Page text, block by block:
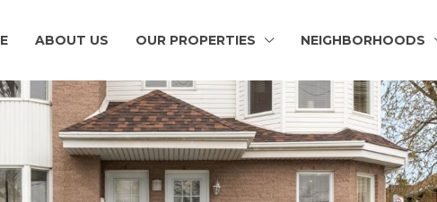
ABOUT US OUR PROPERTIES NEIGHBORHOODS